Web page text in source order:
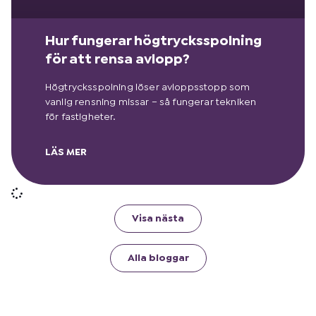
Hur fungerar högtrycksspolning
för att rensa avlopp?
Högtrycksspolning löser avloppsstopp som
vanlig rensning missar – så fungerar tekniken
för fastigheter.
LÄS MER
Visa nästa
Alla bloggar